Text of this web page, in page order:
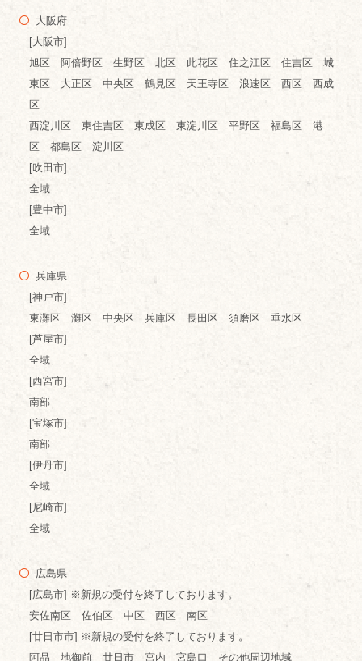
大阪府
[大阪市]
旭区 阿倍野区 生野区 北区 此花区 住之江区 住吉区 城
東区 大正区 中央区 鶴見区 天王寺区 浪速区 西区 西成
区
西淀川区 東住吉区 東成区 東淀川区 平野区 福島区 港
区 都島区 淀川区
[吹田市]
全域
[豊中市]
全域
兵庫県
[神戸市]
東灘区 灘区 中央区 兵庫区 長田区 須磨区 垂水区
[芦屋市]
全域
[西宮市]
南部
[宝塚市]
南部
[伊丹市]
全域
[尼崎市]
全域
広島県
[広島市] ※新規の受付を終了しております。
安佐南区 佐伯区 中区 西区 南区
[廿日市市] ※新規の受付を終了しております。
阿品 地御前 廿日市 宮内 宮島口 その他周辺地域